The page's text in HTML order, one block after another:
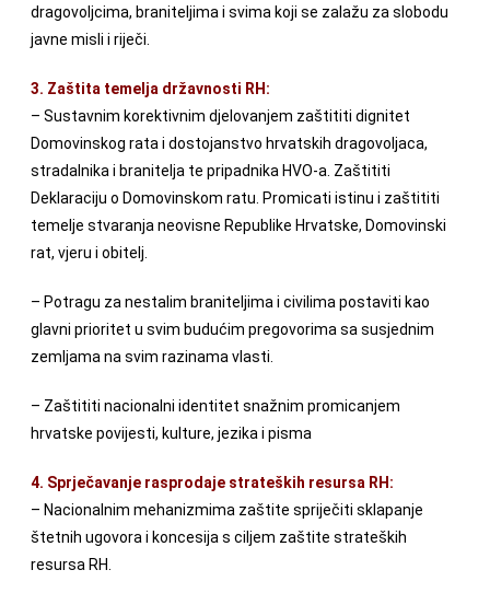
dragovoljcima, braniteljima i svima koji se zalažu za slobodu
javne misli i riječi.
3. Zaštita temelja državnosti RH:
– Sustavnim korektivnim djelovanjem zaštititi dignitet
Domovinskog rata i dostojanstvo hrvatskih dragovoljaca,
stradalnika i branitelja te pripadnika HVO-a. Zaštititi
Deklaraciju o Domovinskom ratu. Promicati istinu i zaštititi
temelje stvaranja neovisne Republike Hrvatske, Domovinski
rat, vjeru i obitelj.
– Potragu za nestalim braniteljima i civilima postaviti kao
glavni prioritet u svim budućim pregovorima sa susjednim
zemljama na svim razinama vlasti.
– Zaštititi nacionalni identitet snažnim promicanjem
hrvatske povijesti, kulture, jezika i pisma
4. Sprječavanje rasprodaje strateških resursa RH:
– Nacionalnim mehanizmima zaštite spriječiti sklapanje
štetnih ugovora i koncesija s ciljem zaštite strateških
resursa RH.